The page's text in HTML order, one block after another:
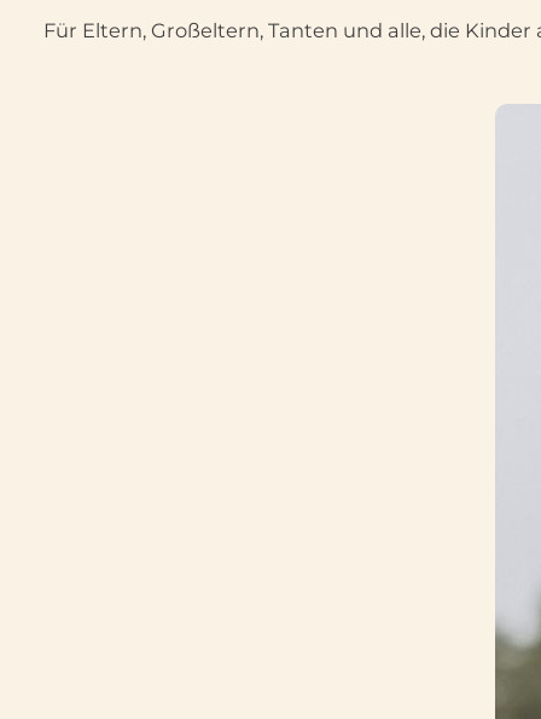
Für Eltern, Großeltern, Tanten und alle, die